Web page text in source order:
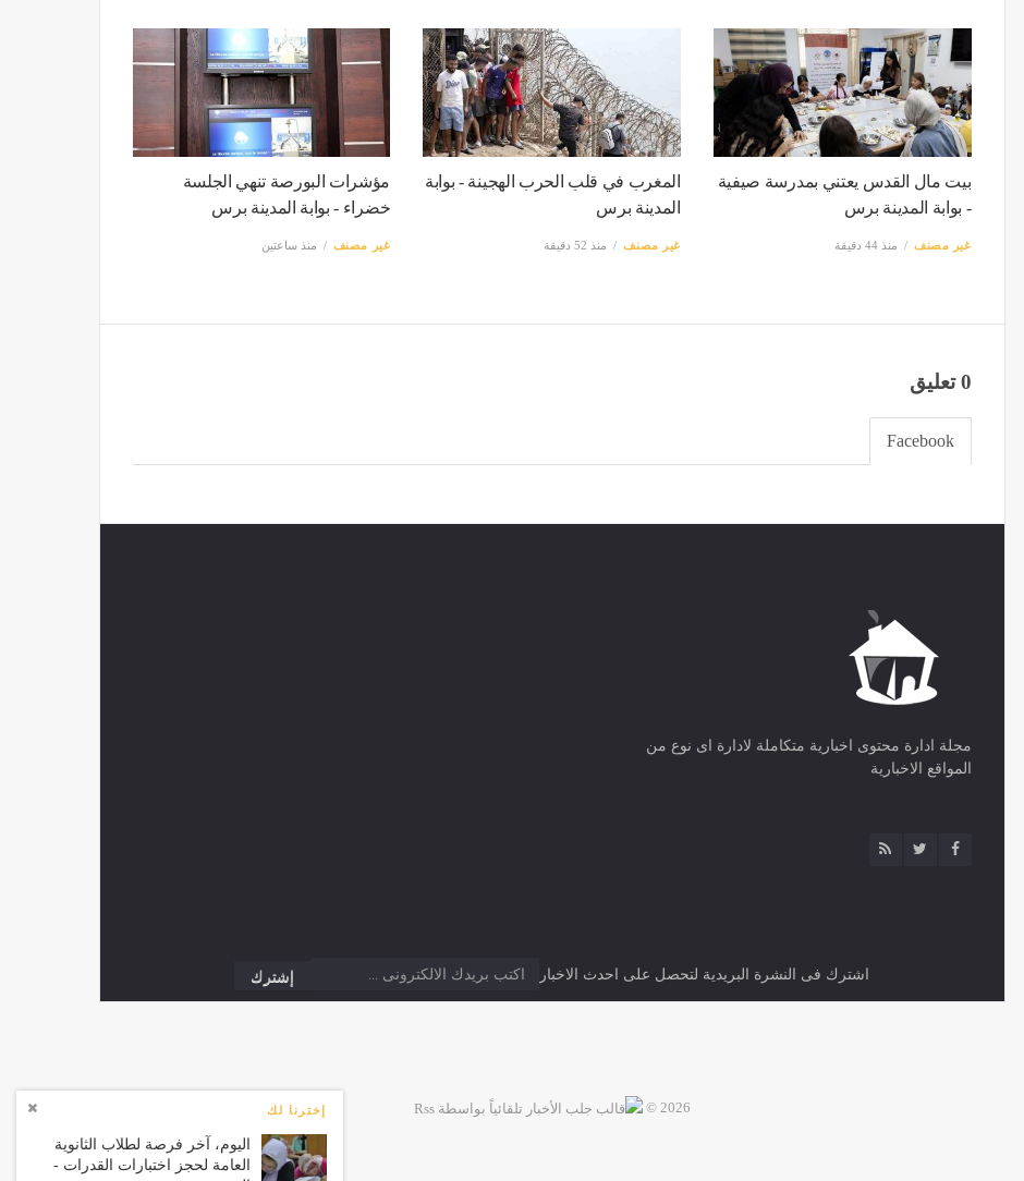
إخترنا لك
اليوم، آخر فرصة لطلاب الثانوية
العامة لحجز اختبارات القدرات -
بيت مال القدس يعتني بمدرسة صيفية
- بوابة المدينة برس
غير مصنف منذ 44 دقيقة
المغرب في قلب الحرب الهجينة - بوابة
المدينة برس
غير مصنف منذ 52 دقيقة
مؤشرات البورصة تنهي الجلسة
خضراء - بوابة المدينة برس
غير مصنف منذ ساعتين
0 تعليق
Facebook
مجلة ادارة محتوى اخبارية متكاملة لادارة اى نوع من
المواقع الاخبارية
اشترك فى النشرة البريدية لتحصل على احدث الاخبار
2026 ©